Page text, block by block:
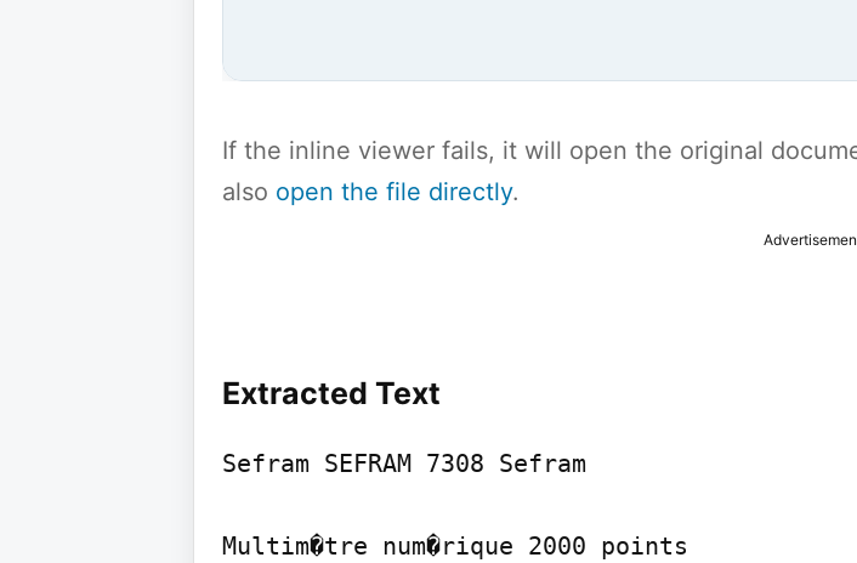
If the inline viewer fails, it will open the original
also open the file directly.
Extracted Text
Sefram SEFRAM 7308 Sefram
Multim�tre num�rique 2000 points